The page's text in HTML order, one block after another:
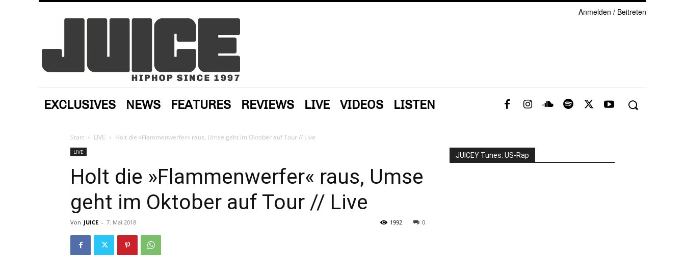
Anmelden / Beitreten
EXCLUSIVES NEWS FEATURES REVIEWS LIVE VIDEOS LISTEN
Start LIVE Holt die »Flammenwerfer« raus, Umse geht im Oktober auf Tour // Live
LIVE
Holt die »Flammenwerfer« raus, Umse
geht im Oktober auf Tour // Live
Von JUICE - 7. Mai 2018 0
1992
JUICEY Tunes: US-Rap